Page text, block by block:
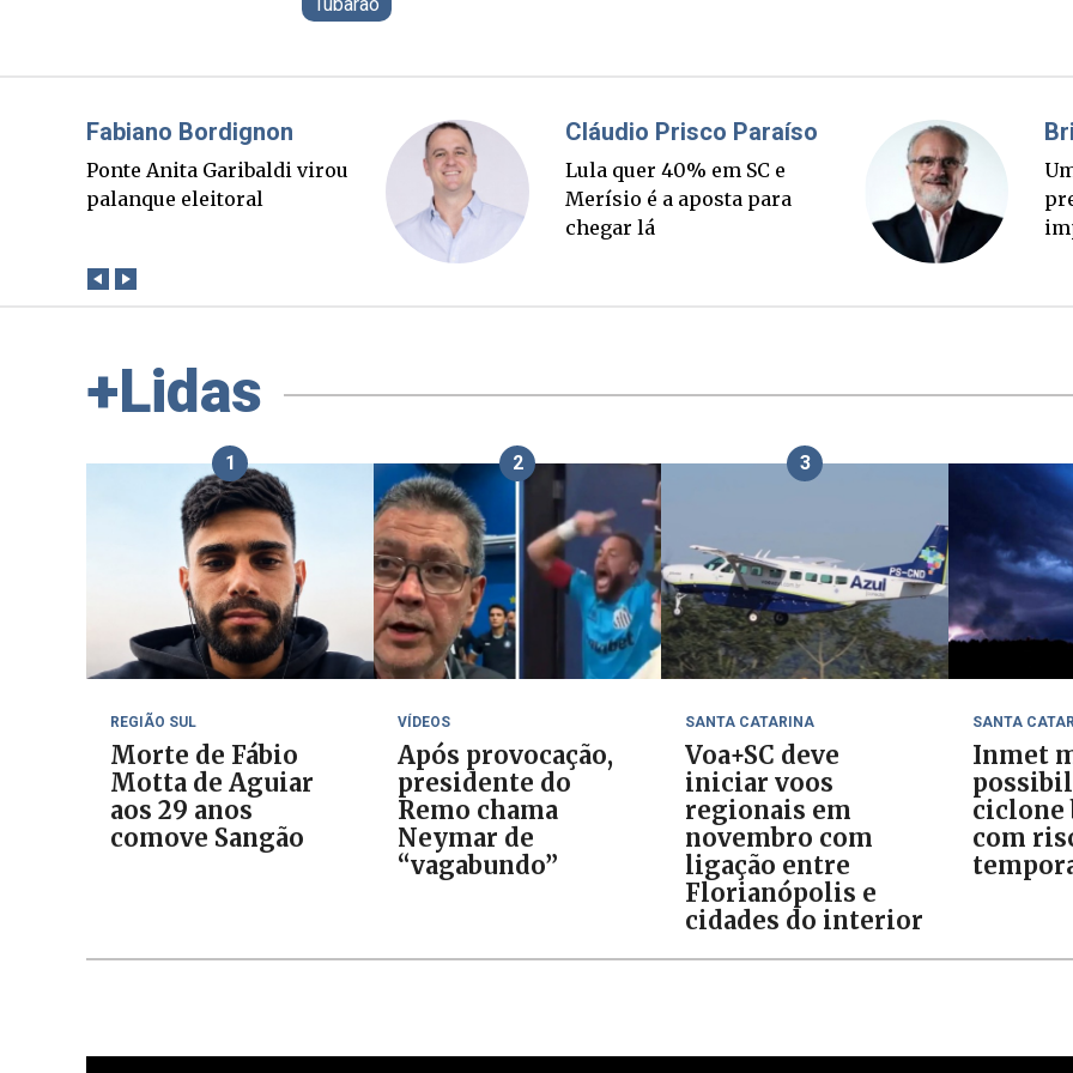
Misael Elias
O Boato corre mais rápido
que a verdade. Mas quem
Fabiano Bordignon
Ponte Anita Garibaldi virou
palanque eleitoral
+Lidas
1
REGIÃO SUL
Morte de Fábio
Motta de Aguiar
aos 29 anos
comove Sangão
2
VÍDEOS
Após provocação,
presidente do
Remo chama
Neymar de
“vagabundo”
3
SANTA CATARINA
Voa+SC deve
iniciar voos
regionais em
novembro com
ligação entre
Florianópolis e
cidades do interior
SANTA
Inmet
ciclone
com